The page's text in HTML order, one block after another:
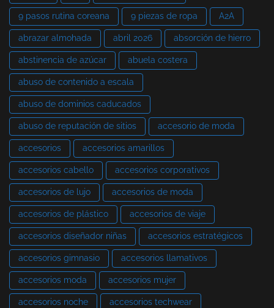
9 pasos rutina coreana 9 piezas de ropa A2A
abrazar almohada abril 2026 absorción de hierro
abstinencia de azúcar abuela costera
abuso de contenido a escala
abuso de dominios caducados
abuso de reputación de sitios accesorio de moda
accesorios accesorios amarillos
accesorios cabello accesorios corporativos
accesorios de lujo accesorios de moda
accesorios de plástico accesorios de viaje
accesorios diseñador niñas accesorios estratégicos
accesorios gimnasio accesorios llamativos
accesorios moda accesorios mujer
accesorios noche accesorios techwear